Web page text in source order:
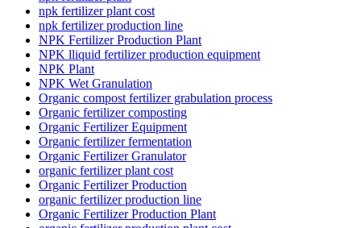
npk fertilizer plant cost
npk fertilizer production line
NPK Fertilizer Production Plant
NPK lliquid fertilizer production equipment
NPK Plant
NPK Wet Granulation
Organic compost fertilizer grabulation process
Organic fertilizer composting
Organic Fertilizer Equipment
Organic fertilizer fermentation
Organic Fertilizer Granulator
organic fertilizer plant cost
Organic Fertilizer Production
organic fertilizer production line
Organic Fertilizer Production Plant